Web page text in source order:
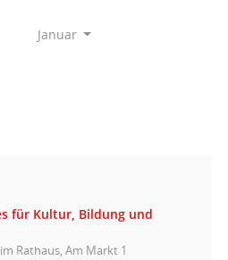
Januar
für Kultur, Bildung und
Rathaus, Am Markt 1